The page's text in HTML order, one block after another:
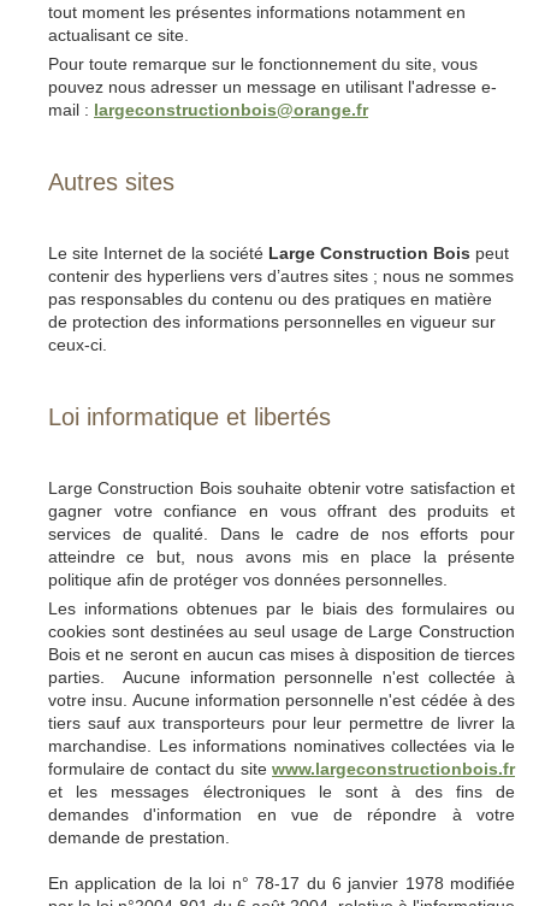
tout moment les présentes informations notamment en
actualisant ce site.
Pour toute remarque sur le fonctionnement du site, vous
pouvez nous adresser un message en utilisant l'adresse e-
mail : largeconstructionbois@orange.fr
Autres sites
Le site Internet de la société Large Construction Bois peut
contenir des hyperliens vers d’autres sites ; nous ne sommes
pas responsables du contenu ou des pratiques en matière
de protection des informations personnelles en vigueur sur
ceux-ci.
Loi informatique et libertés
Large Construction Bois souhaite obtenir votre satisfaction et
gagner votre confiance en vous offrant des produits et
services de qualité. Dans le cadre de nos efforts pour
atteindre ce but, nous avons mis en place la présente
politique afin de protéger vos données personnelles.
Les informations obtenues par le biais des formulaires ou
cookies sont destinées au seul usage de Large Construction
Bois et ne seront en aucun cas mises à disposition de tierces
parties. Aucune information personnelle n'est collectée à
votre insu. Aucune information personnelle n'est cédée à des
tiers sauf aux transporteurs pour leur permettre de livrer la
marchandise. Les informations nominatives collectées via le
formulaire de contact du site www.largeconstructionbois.fr
et les messages électroniques le sont à des fins de
demandes d'information en vue de répondre à votre
demande de prestation.
En application de la loi n° 78-17 du 6 janvier 1978 modifiée